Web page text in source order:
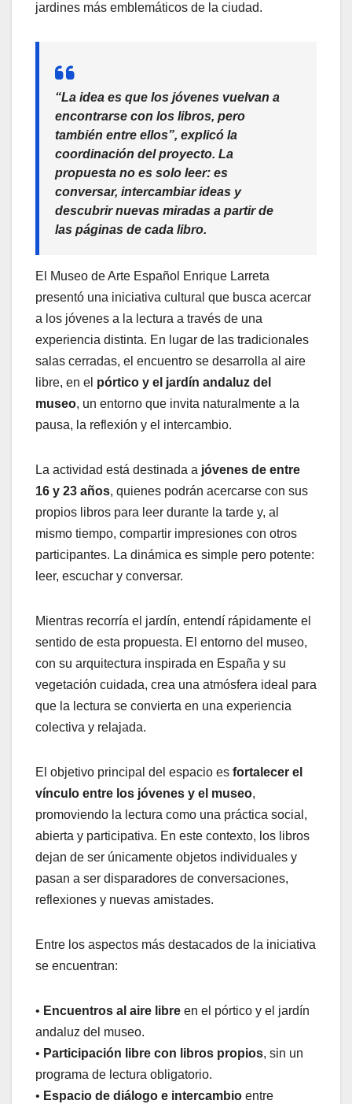
jardines más emblemáticos de la ciudad.
“La idea es que los jóvenes vuelvan a
encontrarse con los libros, pero
también entre ellos”, explicó la
coordinación del proyecto. La
propuesta no es solo leer: es
conversar, intercambiar ideas y
descubrir nuevas miradas a partir de
las páginas de cada libro.
El Museo de Arte Español Enrique Larreta
presentó una iniciativa cultural que busca acercar
a los jóvenes a la lectura a través de una
experiencia distinta. En lugar de las tradicionales
salas cerradas, el encuentro se desarrolla al aire
libre, en el pórtico y el jardín andaluz del
museo, un entorno que invita naturalmente a la
pausa, la reflexión y el intercambio.
La actividad está destinada a jóvenes de entre
16 y 23 años, quienes podrán acercarse con sus
propios libros para leer durante la tarde y, al
mismo tiempo, compartir impresiones con otros
participantes. La dinámica es simple pero potente:
leer, escuchar y conversar.
Mientras recorría el jardín, entendí rápidamente el
sentido de esta propuesta. El entorno del museo,
con su arquitectura inspirada en España y su
vegetación cuidada, crea una atmósfera ideal para
que la lectura se convierta en una experiencia
colectiva y relajada.
El objetivo principal del espacio es fortalecer el
vínculo entre los jóvenes y el museo,
promoviendo la lectura como una práctica social,
abierta y participativa. En este contexto, los libros
dejan de ser únicamente objetos individuales y
pasan a ser disparadores de conversaciones,
reflexiones y nuevas amistades.
Entre los aspectos más destacados de la iniciativa
se encuentran:
• Encuentros al aire libre en el pórtico y el jardín
andaluz del museo.
• Participación libre con libros propios, sin un
programa de lectura obligatorio.
• Espacio de diálogo e intercambio entre